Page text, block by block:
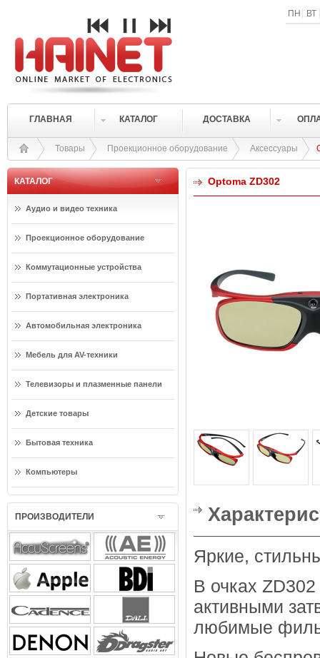
ПН ВТ
ГЛАВНАЯ КАТАЛОГ ДОСТАВКА
Товары Проекционное оборудование Аксессуары
КАТАЛОГ
Аудио и видео техника
Проекционное оборудование
Коммутационные устройства
Портативная электроника
Автомобильная электроника
Мебель для AV-техники
Телевизоры и плазменные панели
Детские товары
Бытовая техника
Компьютеры
ПРОИЗВОДИТЕЛИ
Optoma ZD302
Яркие,
В очках
активными
любимые